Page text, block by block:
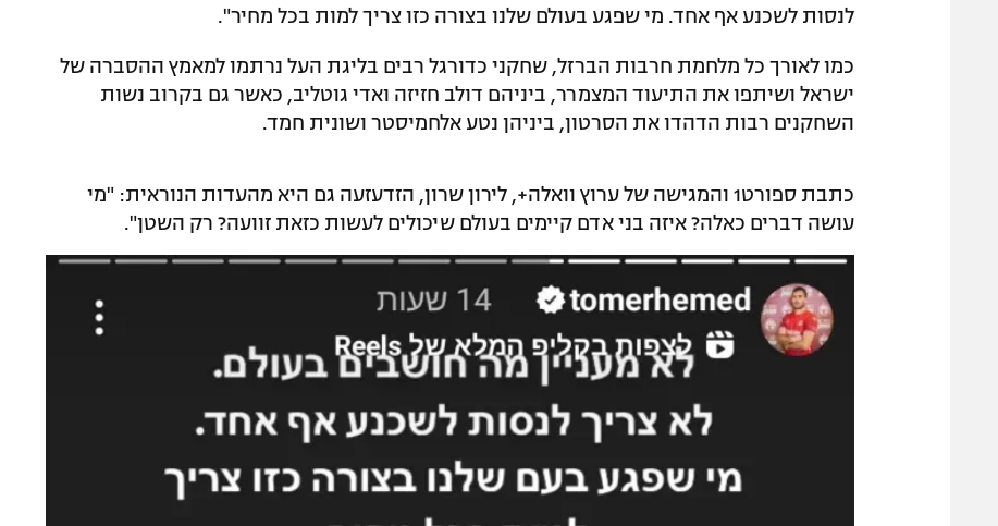
לנסות לשכנע אף אחד. מי שפגע בעולם שלנו בצורה כזו צריך למות בכל מחיר".
כמו לאורך כל מלחמת חרבות הברזל, שחקני כדורגל רבים בליגת העל נרתמו למאמץ ההסברה של
ישראל ושיתפו את התיעוד המצמרר, ביניהם דולב חזיזה ואדי גוטליב, כאשר גם בקרוב נשות
השחקנים רבות הדהדו את הסרטון, ביניהן נטע אלחמיסטר ושונית חמד.
כתבת ספורט1 והמגישה של ערוץ וואלה+, לירון שרון, הזדעזעה גם היא מהעדות הנוראית: "מי
עושה דברים כאלה? איזה בני אדם קיימים בעולם שיכולים לעשות כזאת זוועה? רק השטן".